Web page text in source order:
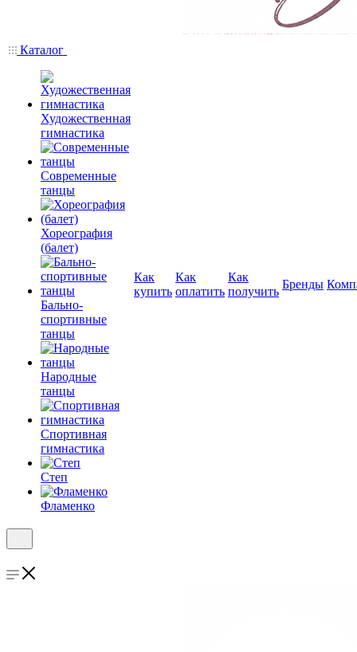
Каталог
Художественная
гимнастика
Современные
танцы
Хореография
(балет)
Бально-
спортивные
танцы
Народные
танцы
Спортивная
гимнастика
Степ
Фламенко
Как
купить
Как
оплатить
Как
получить
Бренды